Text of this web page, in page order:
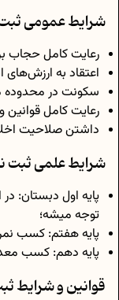
شرایط عمومی
رعایت کامل حجاب
اعتقاد به ارزش‌های
سکونت در محدوده
رعایت کامل
داشتن صلاحیت
شرایط علمی ثبت
پایه اول دبستان:
توجه میشه؛
پایه هفتم: کسب
پایه دهم: کسب معدل 17 در امتحانات
قوانین و شرایط